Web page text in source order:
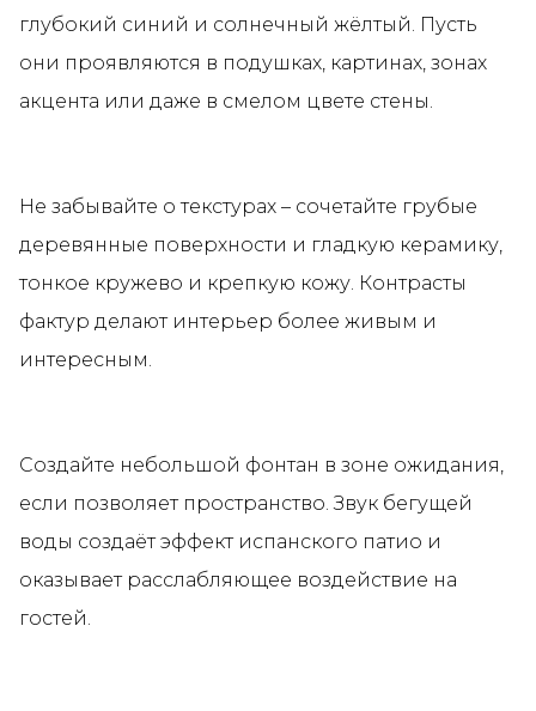
глубокий синий и солнечный жёлтый. Пусть
они проявляются в подушках, картинах, зонах
акцента или даже в смелом цвете стены.
Не забывайте о текстурах – сочетайте грубые
деревянные поверхности и гладкую керамику,
тонкое кружево и крепкую кожу. Контрасты
фактур делают интерьер более живым и
интересным.
Создайте небольшой фонтан в зоне ожидания,
если позволяет пространство. Звук бегущей
воды создаёт эффект испанского патио и
оказывает расслабляющее воздействие на
гостей.